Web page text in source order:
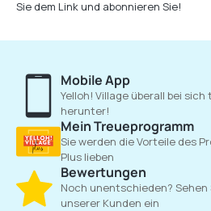
Sie dem Link und abonnieren Sie!
Mobile App
Yelloh! Village überall bei sich
herunter!
Mein Treueprogramm
Sie werden die Vorteile des
Plus lieben
Bewertungen
Noch unentschieden?
unserer Kunden ein